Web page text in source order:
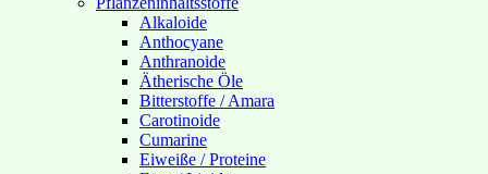
Alkaloide
Anthocyane
Anthranoide
Ätherische Öle
Bitterstoffe / Amara
Carotinoide
Cumarine
Eiweiße / Proteine